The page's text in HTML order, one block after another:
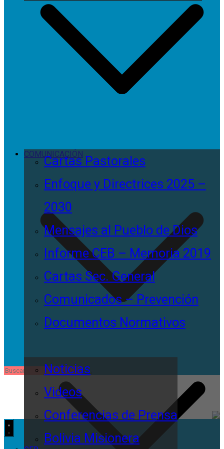
Cartas Pastorales
Enfoque y Directrices 2025 –
2030
Mensajes al Pueblo de Dios
Informe CEB – Memoria 2019
Cartas Sec. General
Comunicados – Prevención
Documentos Normativos
COMUNICACIÓN
Noticias
Videos
Conferencias de Prensa
Bolivia Misionera